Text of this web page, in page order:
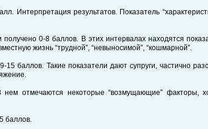
Интерпретация результатов. Показатель
получено 0-8 баллов. В этих интервалах находятся
жизнь “трудной”, “невыносимой”, “кошмарной”.
15 баллов. Такие показатели дают супруги, частично
отмечаются некоторые “возмущающие” факторы,
баллов.